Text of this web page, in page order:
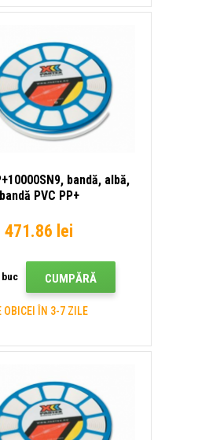
bandă, albă,
bandă PVC PP+
471.86 lei
buc CUMPĂRĂ
OBICEI ÎN 3-7 ZILE